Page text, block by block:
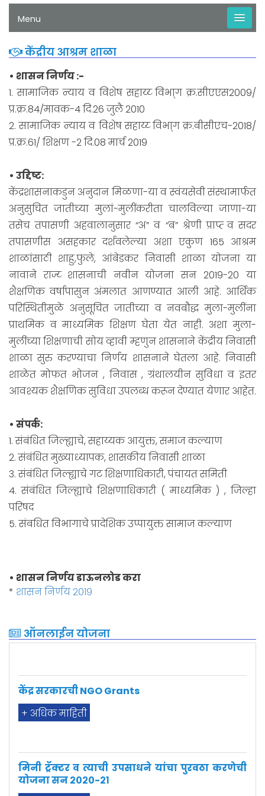
Menu
केंद्रीय आश्रम शाळा
• शासन निर्णय :-
1. सामाजिक न्याय व विशेष सहाय्य्‍ विभा्ग क्र.सीएएस2009/
प्र.क्र.84/मावक-4 दि.26 जुलै 2010
2. सामाजिक न्याय व विशेष सहाय्य्‍ विभा्ग क्र.बीसीएच-2018/
प्र.क्र.61/ शिक्षण -2 दि.08 मार्च 2019
• उद्दिष्ट:
केंद्रशासनाकडुन अनुदान मिळणा-या व स्वंयसेवी संस्थामार्फत
अनुसुचित जातीच्या मुलां-मुलींकरीता चालविल्या जाणा-या
तसेच तपासणी अहवालानुसार “अ” व “ब” श्रेणी प्राप्त्‍ व सदर
तपासणीस असहकार दर्शवलेल्या अशा एकुण 165 आश्रम
शाळांसाठी शाहु,फुले, आंबेडकर निवासी शाळा योजना या
नावाने राज्य्‍ शासनाची नवीन योजना सन 2019-20 या
शैक्षणिक वर्षापासुन अंमलात आणण्यात आली आहे. आर्थिक
परिस्थितीमुळे अनुसूचित जातीच्या व नवबौद्ध मुला-मुलींना
प्राथमिक व माध्यमिक शिक्षण घेता येत नाही. अशा मुला-
मुलींच्या शिक्षणाची सोय व्हावी म्हणुन शासनाने केंद्रीय निवासी
शाळा सुरु करण्याचा निर्णय शासनाने घेतला आहे. निवासी
शाळेत मोफत भोजन , निवास , ग्रंथालयीन सुविधा व इतर
आवश्यक शैक्षणिक सुविधा उपलब्ध करून देण्यात येणार आहेत.
• संपर्क:
1. संबंधित जिल्ह्याचे, सहाय्यक आयुक्त, समाज कल्याण
2. संबंधित मुख्याध्यापक, शासकीय निवासी शाळा
3. संबंधित जिल्ह्याचे गट शिक्षणाधिकारी, पंचायत समिती
4. संबंधित जिल्ह्याचे शिक्षणाधिकारी ( माध्यमिक ) , जिल्हा
परिषद
5. संबधित विभागाचे प्रादेशिक उप्पायुक्त सामाज कल्याण
• शासन निर्णय डाऊनलोड करा
* शासन निर्णय २०१९
ऑनलाईन योजना
भारत सरकार शिष्यवृत्ती
+ अधिक माहिती
योजना सन २०२०-२१
+ अधिक माहिती